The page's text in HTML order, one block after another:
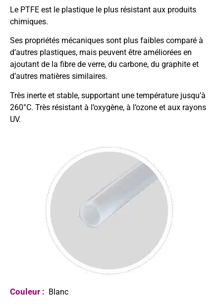
Le PTFE est le plastique le plus résistant aux produits
chimiques.
Ses propriétés mécaniques sont plus faibles comparé à
d’autres plastiques, mais peuvent être améliorées en
ajoutant de la fibre de verre, du carbone, du graphite et
d’autres matières similaires.
Très inerte et stable, supportant une température jusqu’à
260°C. Très résistant à l’oxygène, à l’ozone et aux rayons
UV.
Couleur : Blanc